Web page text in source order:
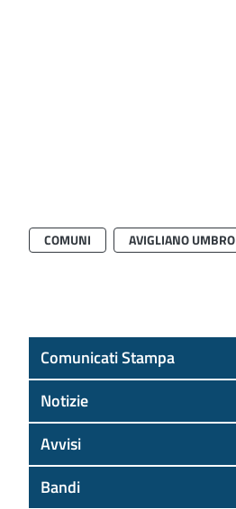
COMUNI AVIGLIANO UMBRO
Comunicati Stampa
Notizie
Avvisi
Bandi